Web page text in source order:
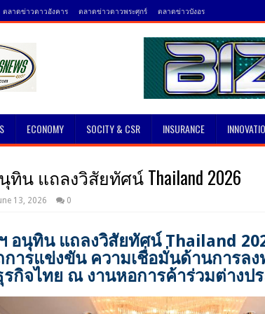
ตลาดข่าวดาวอังคาร ตลาดข่าวดาวพระศุกร์ ตลาดข่าวบังอร
ECONOMY SOCITY & CSR INSURANCE
น แถลงวิสัยทัศน์ Thailand 2026
13, 2026 0
อนุทิน แถลงวิสัยทัศน์ Thailand
การแข่งขัน ความเชื่อมั่นด้านการลง
กิจไทย ณ งานหอการค้าร่วมต่างปร